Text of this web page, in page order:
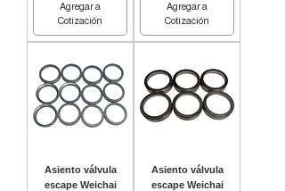
Agregar a
Cotización
Agregar a
Cotización
Asiento válvula
escape Weichai
Asiento válvula
escape Weichai